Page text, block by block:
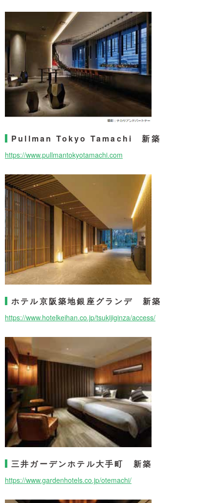
Pullman Tokyo Tamachi 新築
https://www.pullmantokyotamachi.com
ホテル京阪築地銀座グランデ 新築
https://www.hotelkeihan.co.jp/tsukijiginza/access/
三井ガーデンホテル大手町 新築
https://www.gardenhotels.co.jp/otemachi/